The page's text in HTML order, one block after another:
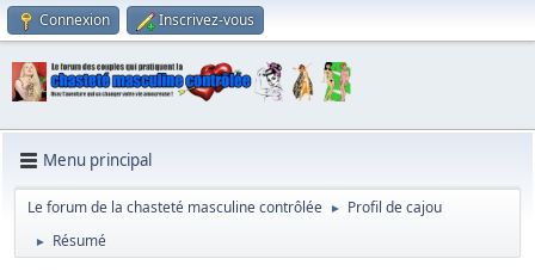
Connexion Inscrivez-vous
Menu principal
Le forum de la chasteté masculine contrôlée ► Profil de cajou
► Résumé